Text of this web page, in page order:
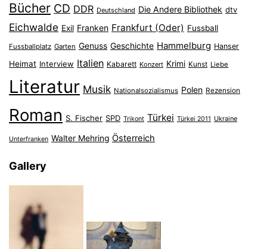
Bücher CD DDR Deutschland Die Andere Bibliothek dtv
Eichwalde Exil Franken Frankfurt (Oder) Fussball
Fussballplatz Garten Genuss Geschichte Hammelburg Hanser
Heimat Interview Italien Kabarett Konzert Krimi Kunst Liebe
Literatur Musik Nationalsozialismus Polen Rezension
Roman S. Fischer SPD Trikont Türkei Türkei 2011 Ukraine
Unterfranken Walter Mehring Österreich
Gallery